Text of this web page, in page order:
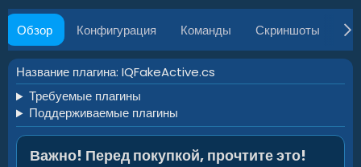
о
р
а
с
о
з
д
а
н
и
я
и
Обзор Конфигурация Команды Скриншоты
Название плагина: IQFakeActive.cs
Требуемые плагины
Поддерживаемые плагины
Важно! Перед покупкой, прочтите это!